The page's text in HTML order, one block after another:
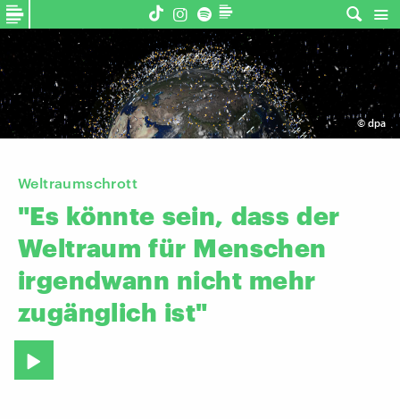
© dpa
Weltraumschrott
"Es könnte sein, dass der
Weltraum für Menschen
irgendwann nicht mehr
zugänglich ist"